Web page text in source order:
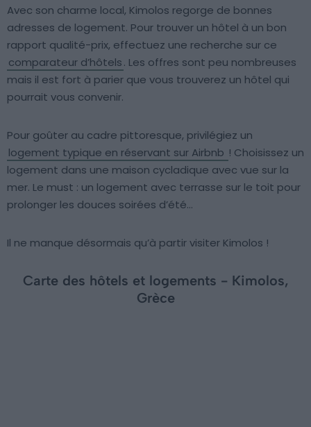
Avec son charme local, Kimolos regorge de bonnes
adresses de logement. Pour trouver un hôtel à un bon
rapport qualité-prix, effectuez une recherche sur ce
comparateur d’hôtels. Les offres sont peu nombreuses
mais il est fort à parier que vous trouverez un hôtel qui
pourrait vous convenir.
Pour goûter au cadre pittoresque, privilégiez un
logement typique en réservant sur Airbnb ! Choisissez un
logement dans une maison cycladique avec vue sur la
mer. Le must : un logement avec terrasse sur le toit pour
prolonger les douces soirées d’été…
Il ne manque désormais qu’à partir visiter Kimolos !
Carte des hôtels et logements - Kimolos,
Grèce